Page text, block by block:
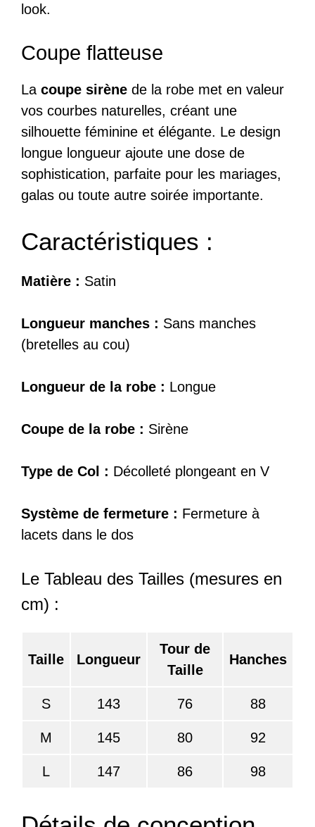
look.
Coupe flatteuse
La coupe sirène de la robe met en valeur
vos courbes naturelles, créant une
silhouette féminine et élégante. Le design
longue longueur ajoute une dose de
sophistication, parfaite pour les mariages,
galas ou toute autre soirée importante.
Caractéristiques :
Matière : Satin
Longueur manches : Sans manches
(bretelles au cou)
Longueur de la robe : Longue
Coupe de la robe : Sirène
Type de Col : Décolleté plongeant en V
Système de fermeture : Fermeture à
lacets dans le dos
Le Tableau des Tailles (mesures en
cm) :
Taille Longueur
Tour de
Taille
Hanches
S 143 76 88
M 145 80 92
L 147 86 98